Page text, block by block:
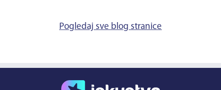
Pogledaj sve blog stranice